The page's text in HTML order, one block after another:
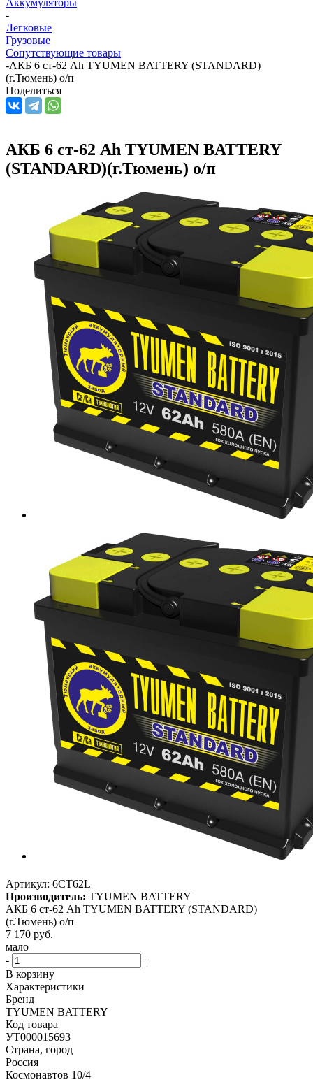
-
Легковые
Грузовые
Сопутствующие товары
-АКБ 6 ст-62 Ah TYUMEN BATTERY (STANDARD)
(г.Тюмень) о/п
Поделиться
АКБ 6 ст-62 Ah TYUMEN BATTERY
(STANDARD)(г.Тюмень) о/п
Артикул: 6CT62L
Производитель: TYUMEN BATTERY
АКБ 6 ст-62 Ah TYUMEN BATTERY (STANDARD)
(г.Тюмень) о/п
7 170 руб.
мало
-
+
В корзину
Характеристики
Бренд
TYUMEN BATTERY
Код товара
УТ000015693
Страна, город
Россия
Космонавтов 10/4